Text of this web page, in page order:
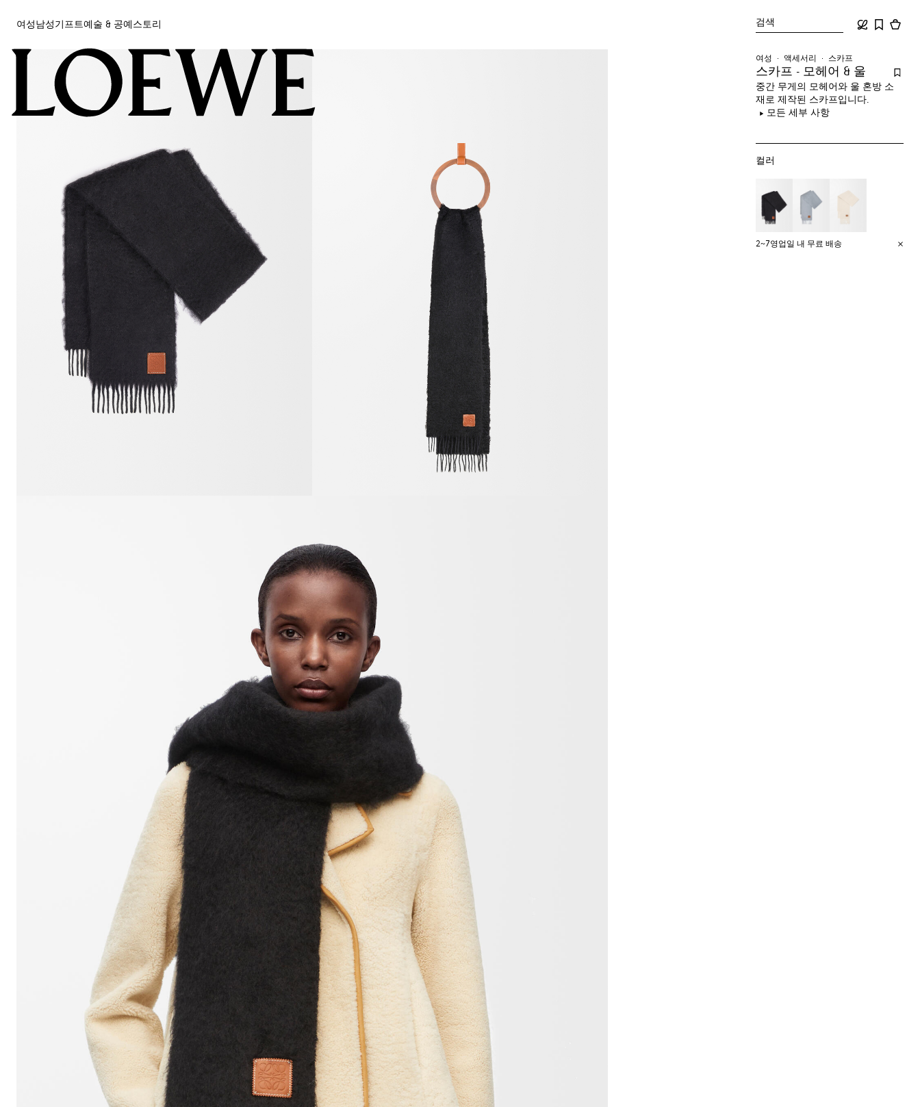
여성 남성 기프트예술 & 공예 스토리 검색
여성
예술 & 공예
여성 액세서리 스카프
스카프 - 모헤어 & 울
중간 무게의 모헤어와 울 혼방 소
재로 제작된 스카프입니다.
모든 세부 사항
컬러
2~7영업일 내 무료 배송